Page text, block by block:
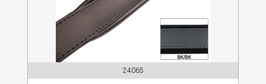
24065